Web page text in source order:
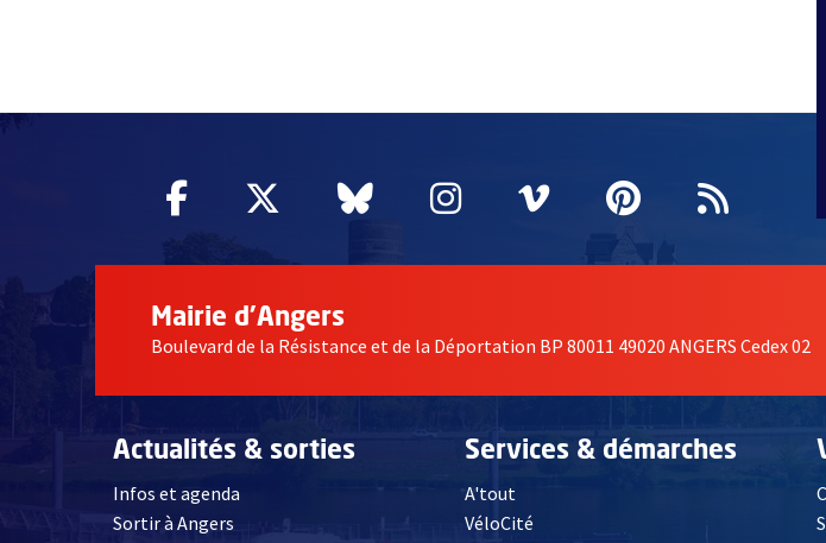
Facebook
, Ouvre une nouvelle fenêtre
Twitter
, Ouvre une nouvelle fenêtre
Bluesky
, Ouvre une nouvelle fenêtre
Instagram
, Ouvre une nouvelle
Vimeo
, Ouvre une
Pinterest
, Ouvre une
Flux
Mairie d'Angers
Boulevard de la Résistance et de la Déportation BP 80011 49020 ANGERS Cedex 02
Actualités & sorties
Infos et agenda
Sortir à Angers
Services & démarches
A'tout
VéloCité